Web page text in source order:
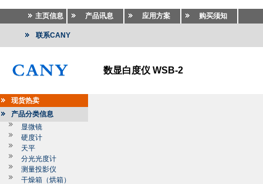
主页信息 产品讯息 应用方案 购买须知
联系CANY
数显白度仪 WSB-2
现货热卖
产品分类信息
显微镜
硬度计
天平
分光光度计
测量投影仪
干燥箱（烘箱）